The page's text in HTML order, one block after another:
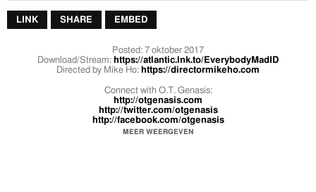
LINK SHARE EMBED
Posted: 7 oktober 2017
Download/Stream: https://atlantic.lnk.to/EverybodyMadID
Directed by Mike Ho: https://directormikeho.com
Connect with O.T. Genasis:
http://otgenasis.com
http://twitter.com/otgenasis
http://facebook.com/otgenasis
http://instagram.com/otgenasis
MEER WEERGEVEN